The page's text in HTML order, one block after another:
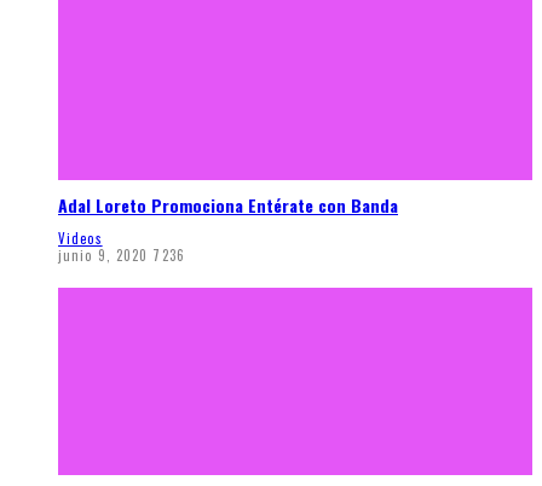
Adal Loreto Promociona Entérate con Banda
Videos
junio 9, 2020 7236